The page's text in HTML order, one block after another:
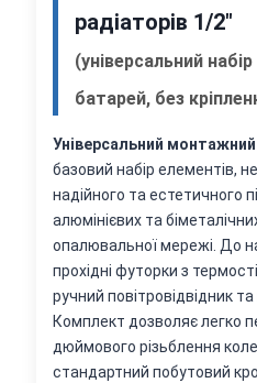
радіаторів 1/2"
(універсальний
батарей, без
Універсальний
базовий набір елементів,
надійного та естетичного
алюмінієвих та
опалювальної мережі. До
прохідні футорки з
ручний повітровідвідник
Комплект дозволяє легко
дюймового різьблення
стандартний побутовий